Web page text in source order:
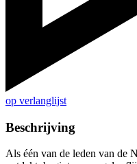
op verlanglijst
Beschrijving
Als één van de leden van de